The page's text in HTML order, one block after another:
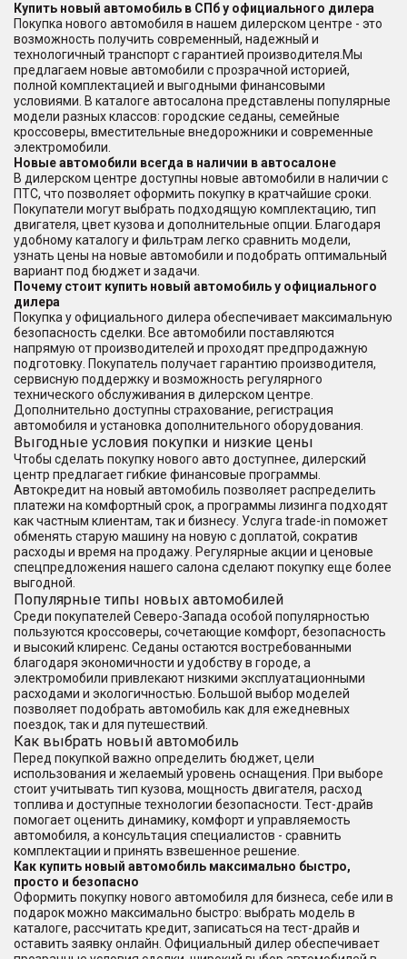
Купить новый автомобиль в СПб у официального дилера
Покупка нового автомобиля в нашем дилерском центре - это
возможность получить современный, надежный и
технологичный транспорт с гарантией производителя.Мы
предлагаем новые автомобили с прозрачной историей,
полной комплектацией и выгодными финансовыми
условиями. В каталоге автосалона представлены популярные
модели разных классов: городские седаны, семейные
кроссоверы, вместительные внедорожники и современные
электромобили.
Новые автомобили всегда в наличии в автосалоне
В дилерском центре доступны новые автомобили в наличии с
ПТС, что позволяет оформить покупку в кратчайшие сроки.
Покупатели могут выбрать подходящую комплектацию, тип
двигателя, цвет кузова и дополнительные опции. Благодаря
удобному каталогу и фильтрам легко сравнить модели,
узнать цены на новые автомобили и подобрать оптимальный
вариант под бюджет и задачи.
Почему стоит купить новый автомобиль у официального
дилера
Покупка у официального дилера обеспечивает максимальную
безопасность сделки. Все автомобили поставляются
напрямую от производителей и проходят предпродажную
подготовку. Покупатель получает гарантию производителя,
сервисную поддержку и возможность регулярного
технического обслуживания в дилерском центре.
Дополнительно доступны страхование, регистрация
автомобиля и установка дополнительного оборудования.
Выгодные условия покупки и низкие цены
Чтобы сделать покупку нового авто доступнее, дилерский
центр предлагает гибкие финансовые программы.
Автокредит на новый автомобиль позволяет распределить
платежи на комфортный срок, а программы лизинга подходят
как частным клиентам, так и бизнесу. Услуга trade-in поможет
обменять старую машину на новую с доплатой, сократив
расходы и время на продажу. Регулярные акции и ценовые
спецпредложения нашего салона сделают покупку еще более
выгодной.
Популярные типы новых автомобилей
Среди покупателей Северо-Запада особой популярностью
пользуются кроссоверы, сочетающие комфорт, безопасность
и высокий клиренс. Седаны остаются востребованными
благодаря экономичности и удобству в городе, а
электромобили привлекают низкими эксплуатационными
расходами и экологичностью. Большой выбор моделей
позволяет подобрать автомобиль как для ежедневных
поездок, так и для путешествий.
Как выбрать новый автомобиль
Перед покупкой важно определить бюджет, цели
использования и желаемый уровень оснащения. При выборе
стоит учитывать тип кузова, мощность двигателя, расход
топлива и доступные технологии безопасности. Тест-драйв
помогает оценить динамику, комфорт и управляемость
автомобиля, а консультация специалистов - сравнить
комплектации и принять взвешенное решение.
Как купить новый автомобиль максимально быстро,
просто и безопасно
Оформить покупку нового автомобиля для бизнеса, себе или в
подарок можно максимально быстро: выбрать модель в
каталоге, рассчитать кредит, записаться на тест-драйв и
оставить заявку онлайн. Официальный дилер обеспечивает